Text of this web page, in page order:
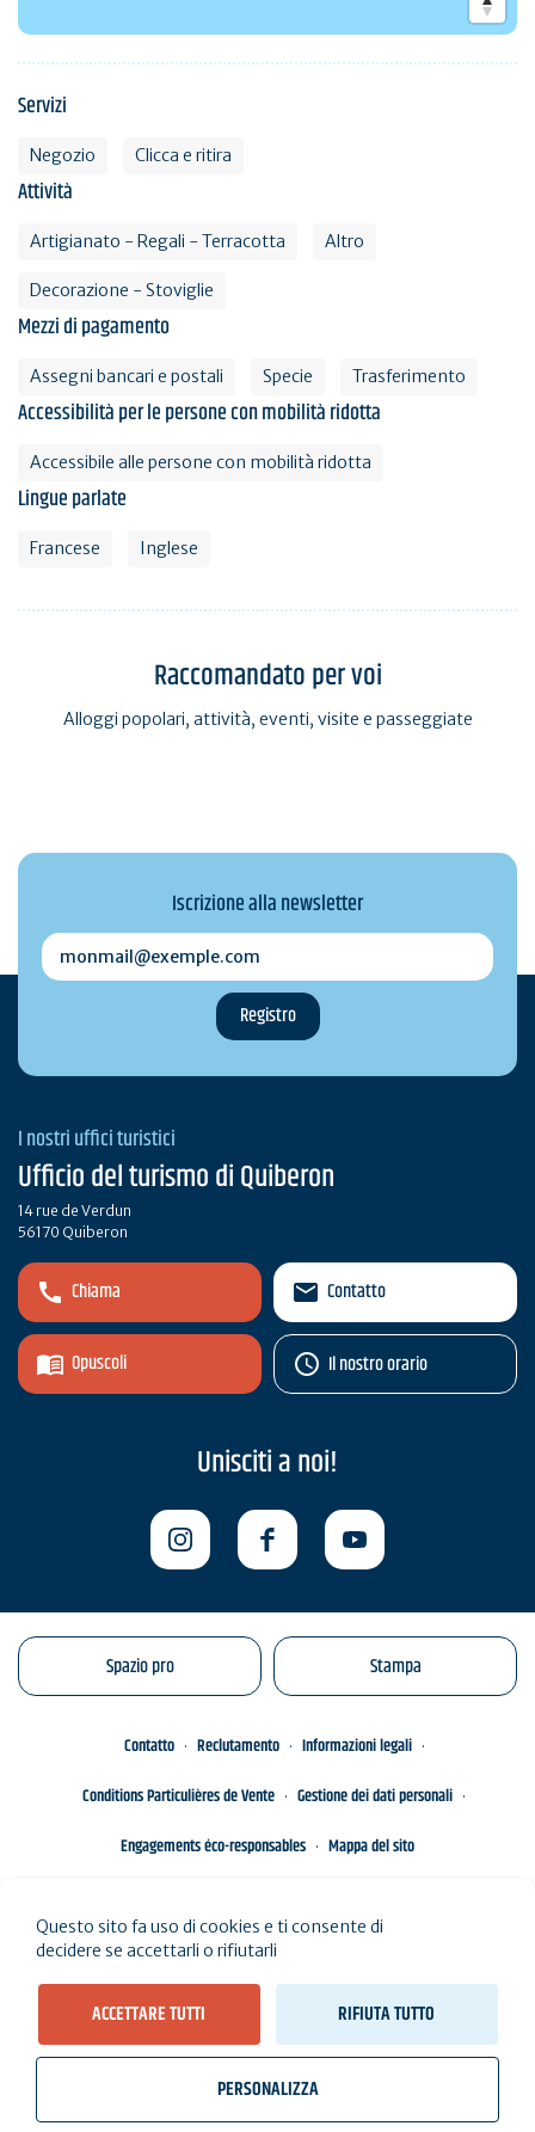
Servizi
Negozio Clicca e ritira
Attività
Artigianato - Regali - Terracotta Altro
Decorazione - Stoviglie
Mezzi di pagamento
Assegni bancari e postali Specie Trasferimento
Accessibilità per le persone con mobilità ridotta
Accessibile alle persone con mobilità ridotta
Lingue parlate
Francese Inglese
Raccomandato per voi
Alloggi popolari, attività, eventi, visite e passeggiate
Iscrizione alla newsletter
monmail@exemple.com
I nostri uffici turistici
Ufficio del turismo di Quiberon
14 rue de Verdun
56170 Quiberon
Chiama
Opuscoli
Contatto
Il nostro orario
Unisciti a noi!
Spazio pro Stampa
Contatto Reclutamento
Informazioni legali
Conditions Particulières de Vente
Gestione dei dati personali
Engagements éco-responsables
Mappa del sito
Questo sito fa uso di cookies e ti consente di
decidere se accettarli o rifiutarli
ACCETTARE TUTTI RIFIUTA TUTTO
PERSONALIZZA